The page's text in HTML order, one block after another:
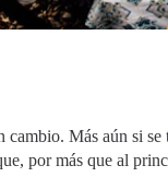
Más aún si
por más que al